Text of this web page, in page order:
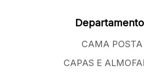
CAMA POSTA
CAPAS E